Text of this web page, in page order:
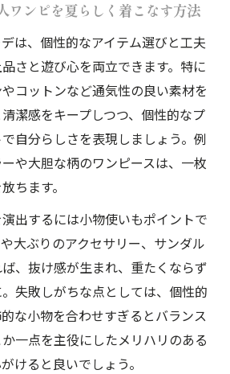
が映える夏ワンピの選び方
ラルでも個性的コーデが叶う夏
骨格ナチュラルと個性的コーデ
術
ぶ個性的コーデ向き夏ワンピの
ラルに最適な夏の個性的ワンピ
叶える個性的夏コーデ術
デで夏ワンピをきれいめに着こ
ワンピを夏らしく着こなす方法
は、個性的なアイテム選びと工夫
さと遊び心を両立できます。特に
コットンなど通気性の良い素材を
潔感をキープしつつ、個性的なプ
自分らしさを表現しましょう。例
や大胆な柄のワンピースは、一枚
ちます。
出するには小物使いもポイントで
大ぶりのアクセサリー、サンダル
、抜け感が生まれ、重たくならず
失敗しがちな点としては、個性的
な小物を合わせすぎるとバランス
一点を主役にしたメリハリのある
けると良いでしょう。